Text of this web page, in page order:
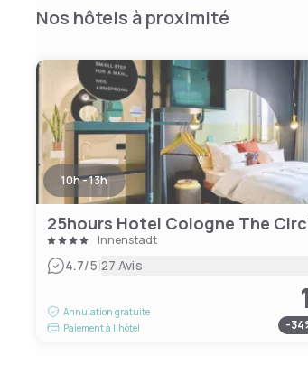
Nos hôtels à proximité
10h - 13h
25hours Hotel Cologne The
Innenstadt
4.7/5|27 Avis
Annulation gratuite
Paiement à l'hôtel
-34